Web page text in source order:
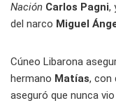
Nación Carlos Pagni,
del narco Miguel
Cúneo Libarona
hermano Matías, con
aseguró que nunca